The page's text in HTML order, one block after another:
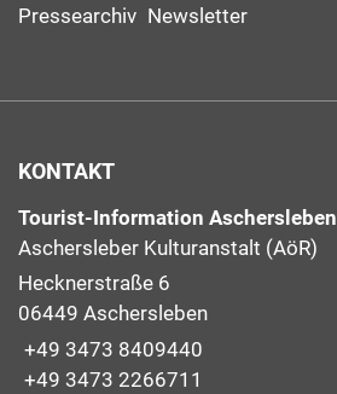
Pressearchiv Newsletter
KONTAKT
Tourist-Information Aschersleben
Aschersleber Kulturanstalt (AöR)
Hecknerstraße 6
06449 Aschersleben
+49 3473 8409440
+49 3473 2266711